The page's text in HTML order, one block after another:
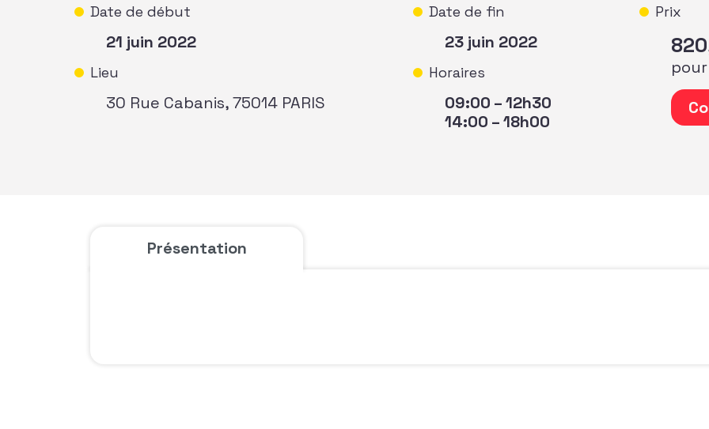
Date de début
21 juin 2022
Lieu
30 Rue Cabanis, 75014 PARIS
Date de fin
23 juin 2022
Horaires
09:00 – 12h30
14:00 – 18h00
Prix
Présentation